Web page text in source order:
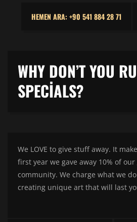
HEMEN ARA: +90 541 884 28 71
WHY DON’T YOU
SPECIALS?
We LOVE to give stuff away. It
first year we gave away 10% of
community. We charge what we
creating unique art that will last